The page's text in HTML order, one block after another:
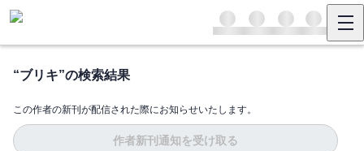
“ブリキ”の検索結果
この作者の新刊が配信された際にお知らせいたします。
作者新刊通知を受け取る